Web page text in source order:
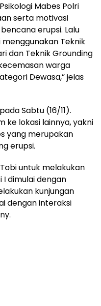
Mabes Polri
serta motivasi
erupsi. Lalu
Teknik
dan Teknik Grounding
warga
Dewasa,” jelas
Sabtu (16/11).
ke lokasi lainnya, yakni
yang merupakan
erupsi.
untuk melakukan
I dimulai dengan
kunjungan
dengan interaksi